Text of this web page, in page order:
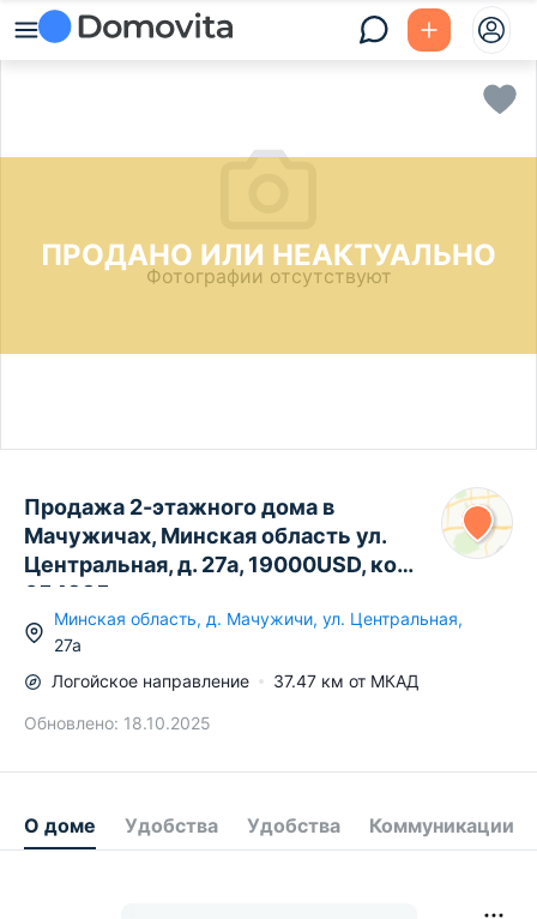
ПРОДАНО ИЛИ НЕАКТУАЛЬНО
Фотографии отсутствуют
Продажа 2-этажного дома в
Мачужичах, Минская область ул.
Центральная, д. 27а, 19000USD, код
654335
Минская область, д. Мачужичи, ул. Центральная,
27а
Логойское направление 37.47 км от МКАД
Обновлено: 18.10.2025
О доме Удобства Удобства Коммуникации